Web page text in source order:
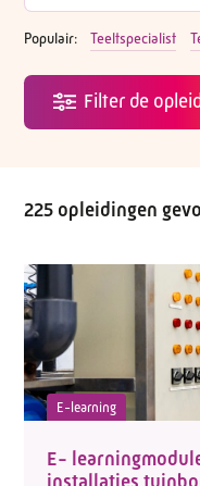
Populair: Teeltspecialist
225 opleidingen
E-learning
E-